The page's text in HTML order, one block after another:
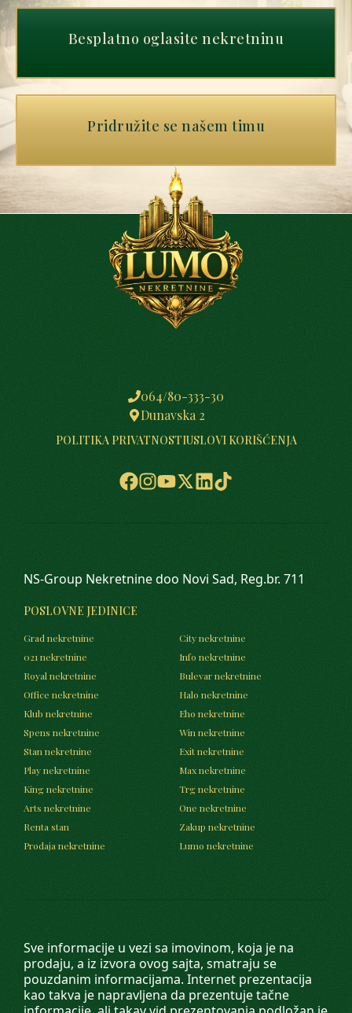
Besplatno oglasite nekretninu
Pridružite se našem timu
064/80-333-30
Dunavska 2
POLITIKA PRIVATNOSTIUSLOVI KORIŠĆENJA
Sve informacije u vezi sa imovinom, koja je na
prodaju, a iz izvora ovog sajta, smatraju se
pouzdanim informacijama. Internet prezentacija
kao takva je napravljena da prezentuje tačne
NS-Group Nekretnine doo Novi Sad, Reg.br. 711
POSLOVNE JEDINICE
Grad nekretnine
City nekretnine
021 nekretnine
Info nekretnine
Royal nekretnine
Bulevar nekretnine
Office nekretnine
Halo nekretnine
Klub nekretnine
Eho nekretnine
Spens nekretnine
Win nekretnine
Stan nekretnine
Exit nekretnine
Play nekretnine
Max nekretnine
King nekretnine
Trg nekretnine
Arts nekretnine
One nekretnine
Renta stan
Zakup nekretnine
Prodaja nekretnine
Lumo nekretnine